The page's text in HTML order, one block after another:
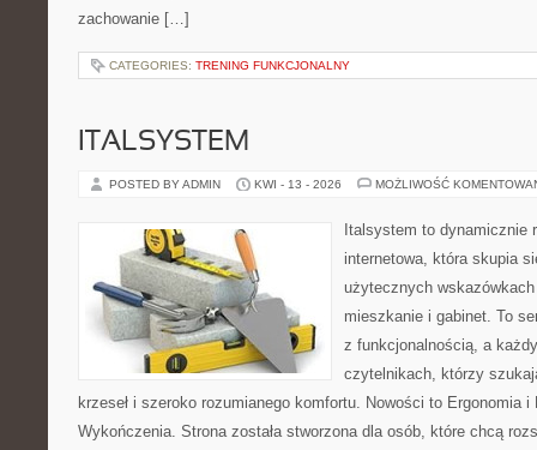
zachowanie […]
CATEGORIES: TRENING FUNKCJONALNY
ITALSYSTEM
POSTED BY ADMIN KWI - 13 - 2026 MOŻLIWOŚĆ
Italsystem to dynamicznie
internetowa, która skupia
użytecznych
mieszkanie i gabinet. To
z funkcjonalnością, a
czytelnikach, którzy
krzeseł i szeroko rozumianego komfortu. Nowości to Ergonomia i
Wykończenia. Strona została stworzona dla osób, które chcą